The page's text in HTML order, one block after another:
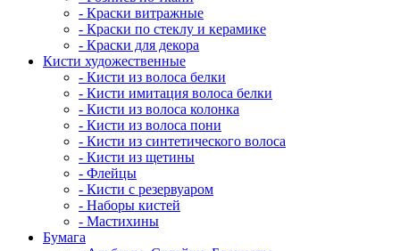
- Краски витражные
- Краски по стеклу и керамике
- Краски для декора
Кисти художественные
- Кисти из волоса белки
- Кисти имитация волоса белки
- Кисти из волоса колонка
- Кисти из волоса пони
- Кисти из синтетического волоса
- Кисти из щетины
- Флейцы
- Кисти с резервуаром
- Наборы кистей
- Мастихины
Бумага